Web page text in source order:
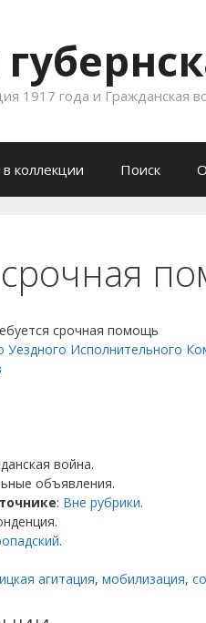
1917 года и Гражданская
коллекции Поиск
срочная
срочная помощь
Уездного Исполнительного
война.
объявления.
: Вне рубрики.
.
агитация, мобилизация,